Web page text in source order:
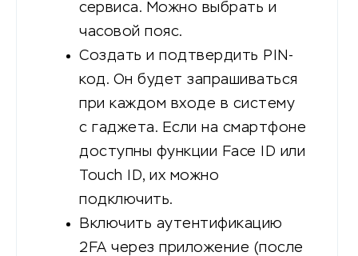
сервиса. Можно выбрать и
часовой пояс.
Создать и подтвердить PIN-
код. Он будет запрашиваться
при каждом входе в систему
с гаджета. Если на смартфоне
доступны функции Face ID или
Touch ID, их можно
подключить.
Включить аутентификацию
2FA через приложение (после